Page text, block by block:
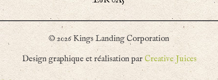
© 2026 Kings Landing Corporation
Design graphique et réalisation par Creative Juices